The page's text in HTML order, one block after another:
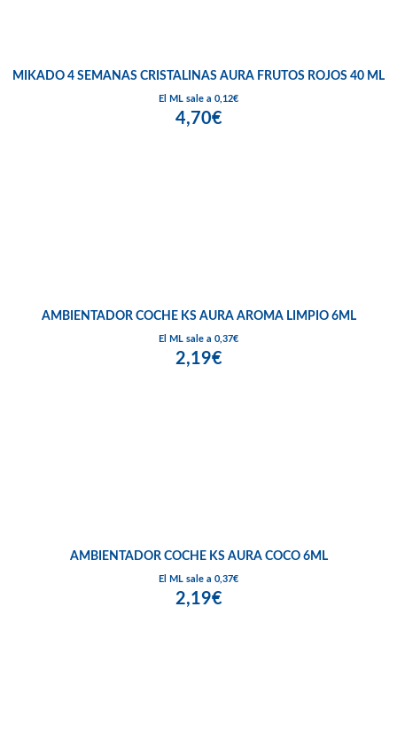
MIKADO 4 SEMANAS CRISTALINAS AURA FRUTOS ROJOS 40 ML
El ML sale a 0,12€
4,70€
AMBIENTADOR COCHE KS AURA AROMA LIMPIO 6ML
El ML sale a 0,37€
2,19€
AMBIENTADOR COCHE KS AURA COCO 6ML
El ML sale a 0,37€
2,19€